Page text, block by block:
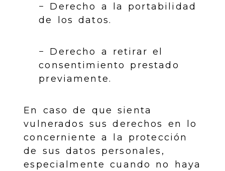
− Derecho a la portabilidad
de los datos.
− Derecho a retirar el
consentimiento prestado
previamente.
En caso de que sienta
vulnerados sus derechos en lo
concerniente a la protección
de sus datos personales,
especialmente cuando no haya